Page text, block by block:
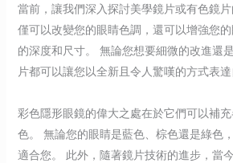
當前，讓我們深入探討美學鏡片或有色鏡
僅可以改變您的眼睛色調，還可以增強您
的深度和尺寸。 無論您想要細微的改進還
片都可以讓您以全新且令人驚嘆的方式表達
彩色隱形眼鏡的偉大之處在於它們可以補
色。 無論您的眼睛是藍色、棕色還是綠色
適合您。 此外，隨著鏡片技術的進步，當